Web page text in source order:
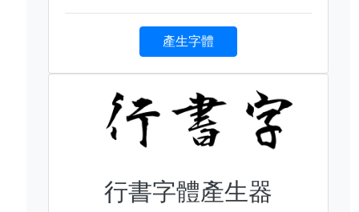
產生字體
行書字體產生器